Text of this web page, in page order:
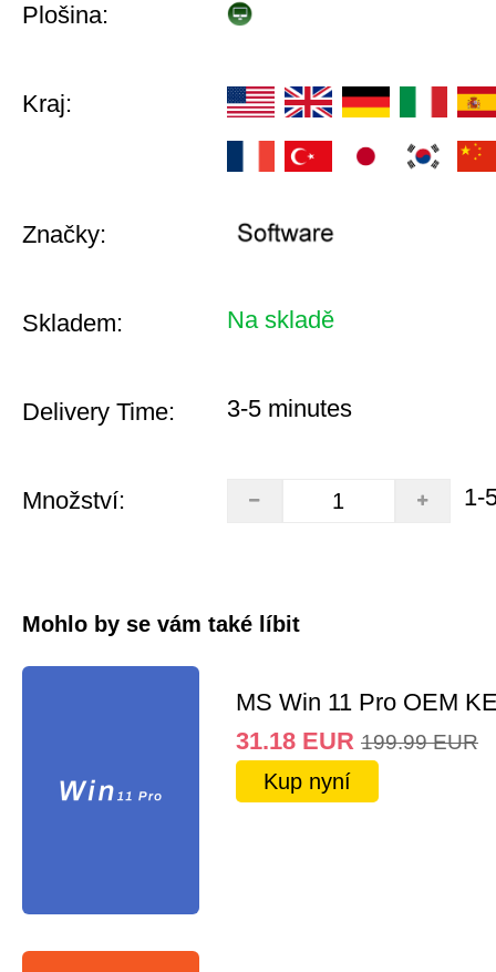
Plošina:
Kraj:
Značky:
Skladem: Na skladě
Delivery Time: 3-5 minutes
Množství: 1-
Mohlo by se vám také líbit
MS Win 11 Pro OEM
31.18 EUR 199.99 EUR
Kup nyní